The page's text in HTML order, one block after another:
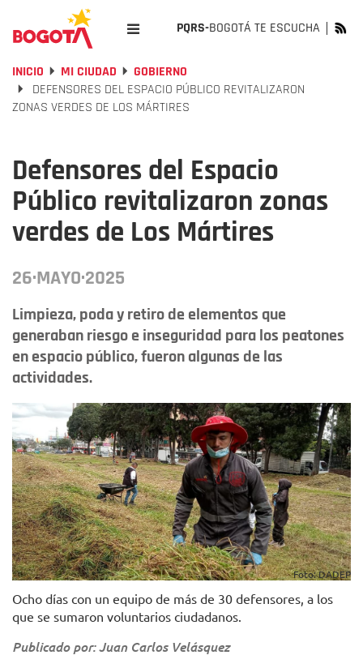
PQRS-BOGOTÁ TE ESCUCHA
INICIO MI CIUDAD
GOBIERNO
DEFENSORES DEL ESPACIO PÚBLICO REVITALIZARON
ZONAS VERDES DE LOS MÁRTIRES
Defensores del Espacio
Público revitalizaron zonas
verdes de Los Mártires
26·MAYO·2025
Limpieza, poda y retiro de elementos que
generaban riesgo e inseguridad para los peatones
en espacio público, fueron algunas de las
actividades.
Foto: DADEP
Ocho días con un equipo de más de 30 defensores, a los
que se sumaron voluntarios ciudadanos.
Publicado por: Juan Carlos Velásquez